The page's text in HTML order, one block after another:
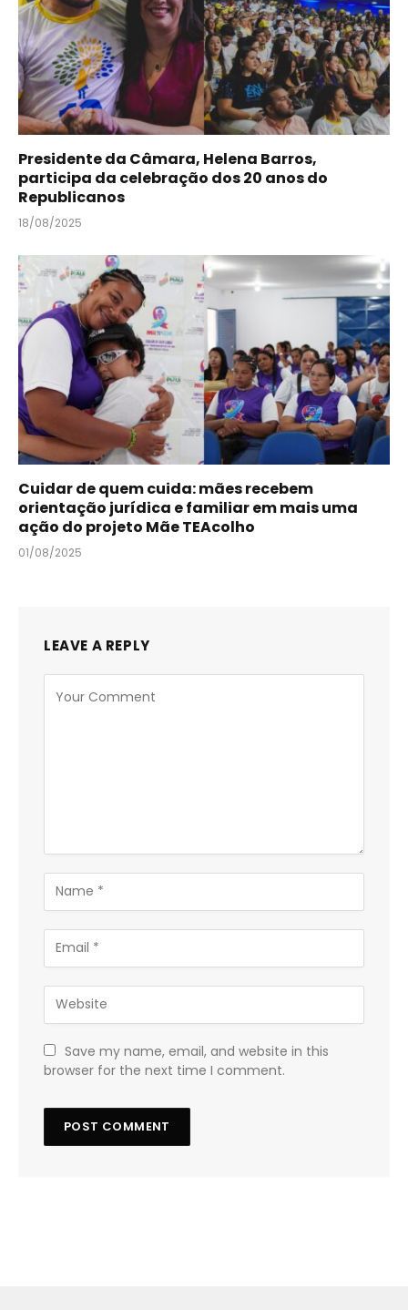
Presidente da Câmara, Helena Barros,
participa da celebração dos 20 anos do
Republicanos
18/08/2025
Cuidar de quem cuida: mães recebem
orientação jurídica e familiar em mais uma
ação do projeto Mãe TEAcolho
01/08/2025
LEAVE A REPLY
Save my name, email, and website in this
browser for the next time I comment.